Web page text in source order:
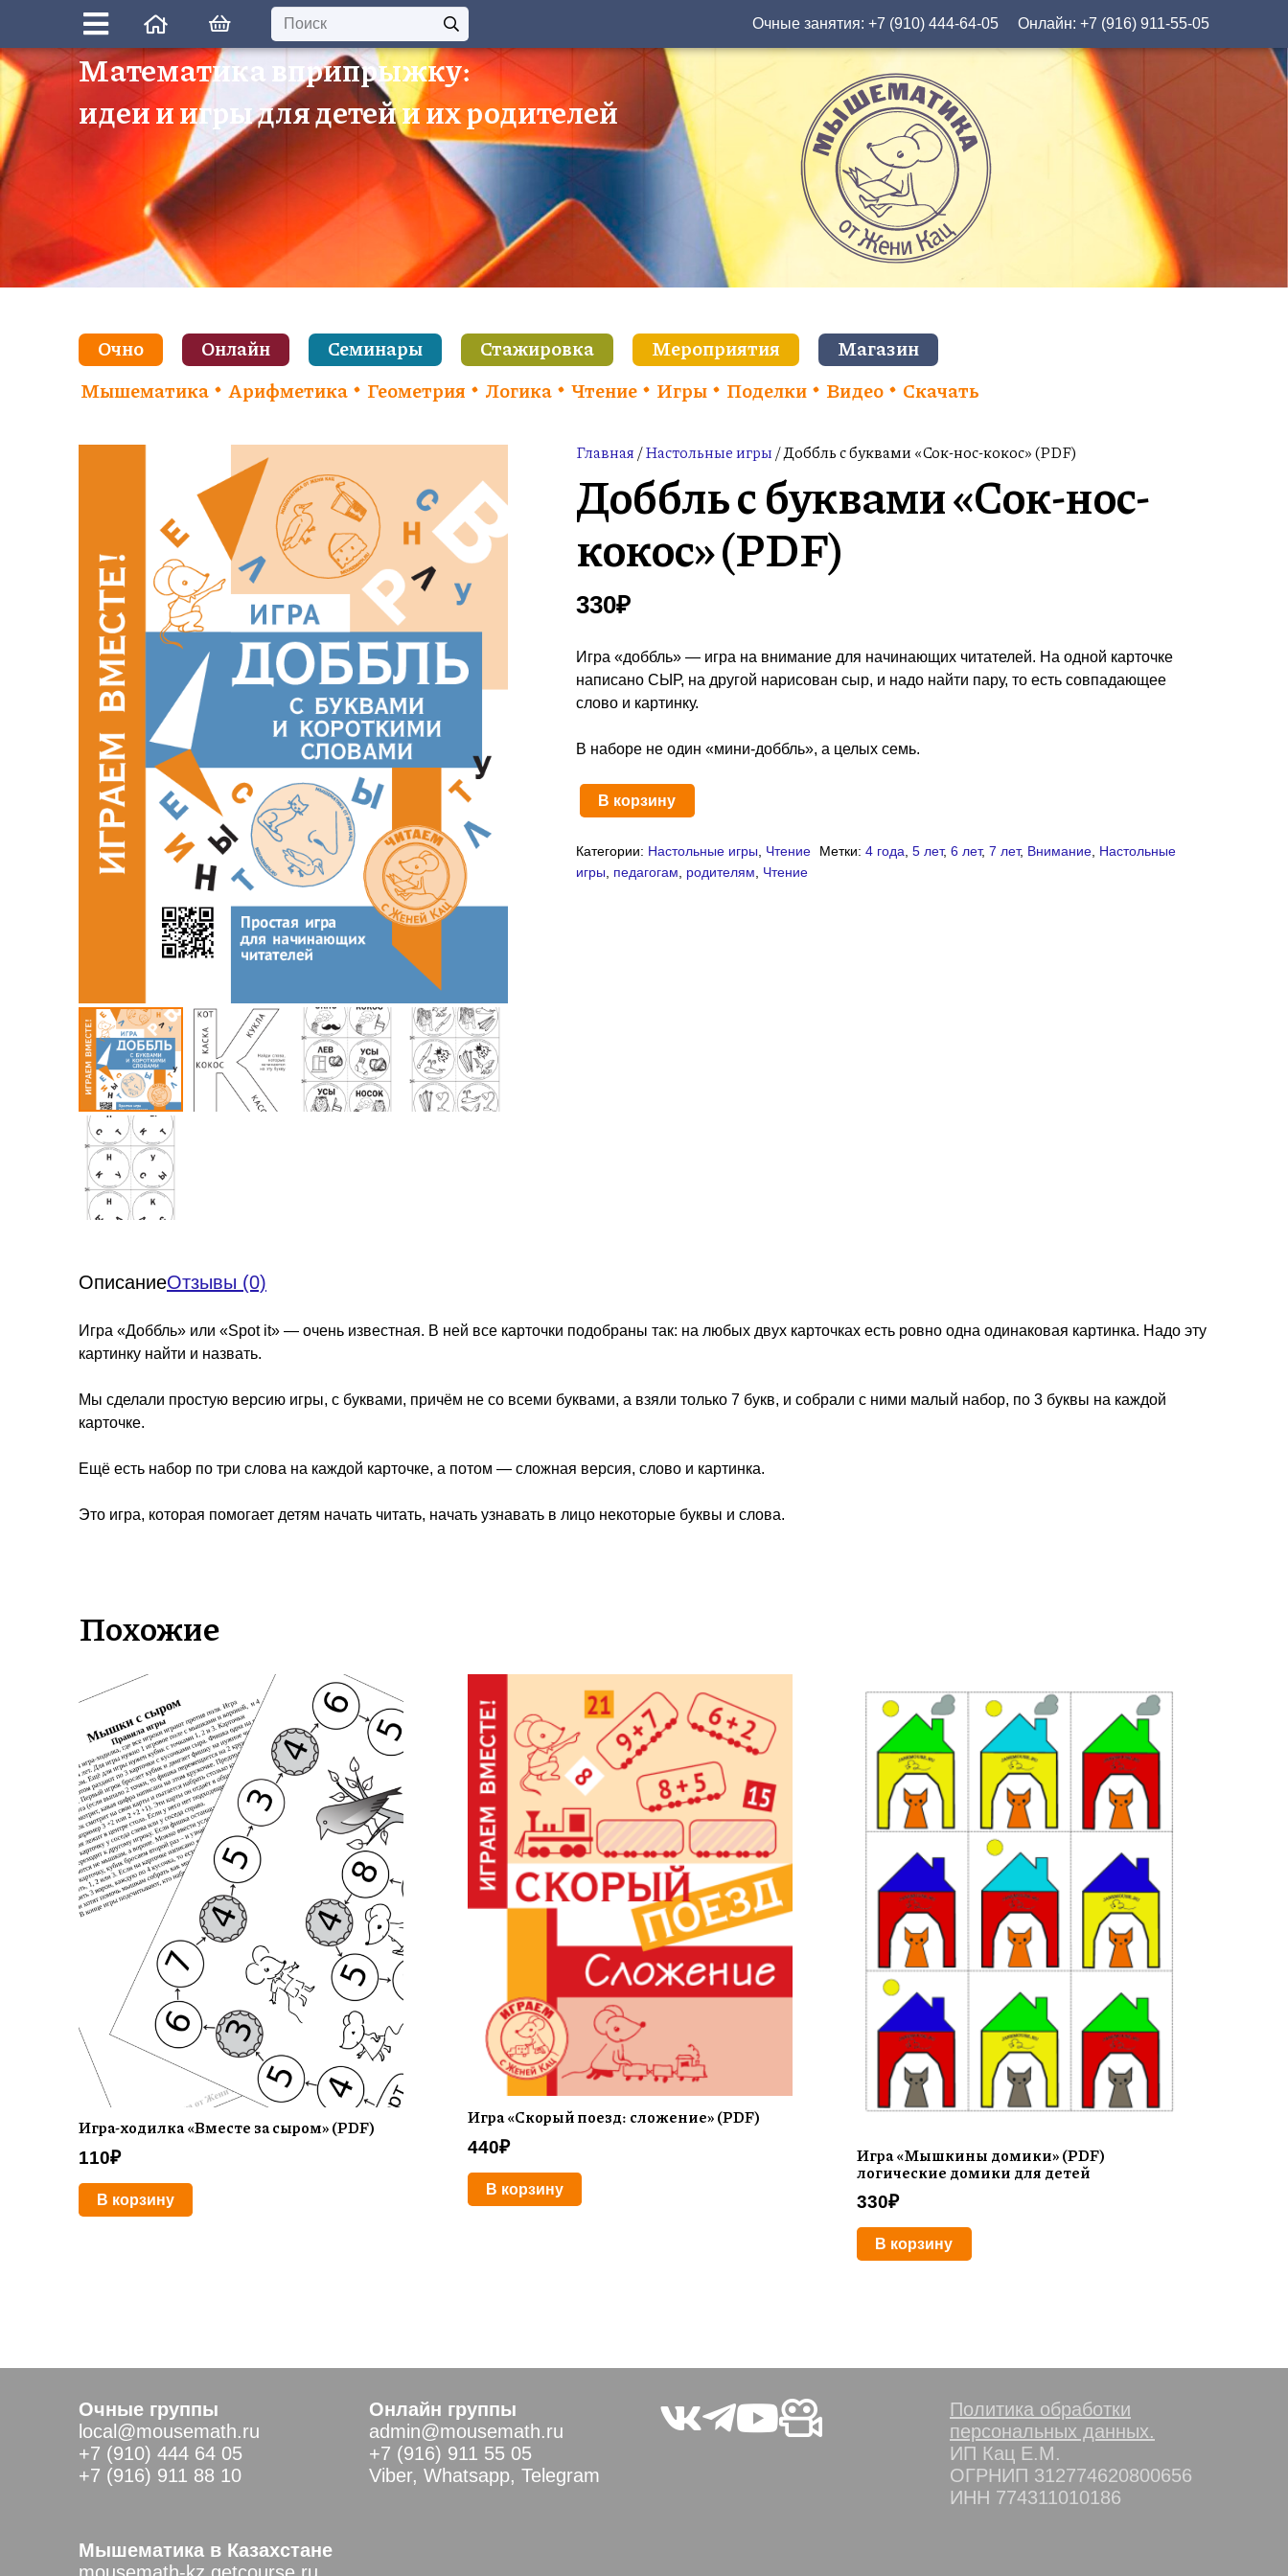
Очные занятия:+7 (910) 444-64-05 Онлайн:+7 (916) 911-55-05
Математика вприпрыжку:
идеи и игры для детей и их родителей
Очно Онлайн Семинары Стажировка Мероприятия
Магазин
Мышематика
Арифметика Геометрия Логика Чтение Игры Поделки Видео Скачать
Главная/Настольные игры / Доббль с буквами «Сок-нос-кокос» (PDF)
Доббль с буквами «Сок-нос-
кокос» (PDF)
330₽
Игра «доббль» — игра на внимание для начинающих читателей. На одной карточке
написано СЫР, на другой нарисован сыр, и надо найти пару, то есть совпадающее
слово и картинку.
В наборе не один «мини-доббль», а целых семь.
Количество
Доббль
с
В корзину
Категории: Настольные игры Чтение Метки: 4 года 5 лет, 6 лет, 7 лет, Внимание Настольные
игры
педагогам родителям Чтение
ОписаниеОтзывы (0)
Игра «Доббль» или «Spot it» — очень известная. В ней все карточки подобраны так: на любых двух карточках есть ровно одна одинаковая картинка. Надо эту
картинку найти и назвать.
Мы сделали простую версию игры, с буквами, причём не со всеми буквами, а взяли только 7 букв, и собрали с ними малый набор, по 3 буквы на каждой
карточке.
Ещё есть набор по три слова на каждой карточке, а потом — сложная версия, слово и картинка.
Это игра, которая помогает детям начать читать, начать узнавать в лицо некоторые буквы и слова.
Похожие
Игра-ходилка «Вместе за сыром» (PDF)
110₽
В корзину
Игра «Скорый поезд: сложение» (PDF)
440₽
В корзину
Игра «Мышкины домики» (PDF)
логические домики для детей
330₽
В корзину
Онлайн группы
admin@mousemath.ru
+7 (916) 911 55 05
Viber, Whatsapp, Telegram
Очные группы
local@mousemath.ru
+7 (910) 444 64 05
+7 (916) 911 88 10
Политика обработки
персональных данных.
ИП Кац Е.М.
ОГРНИП 312774620800656
ИНН 774311010186
Мышематика в Казахстане